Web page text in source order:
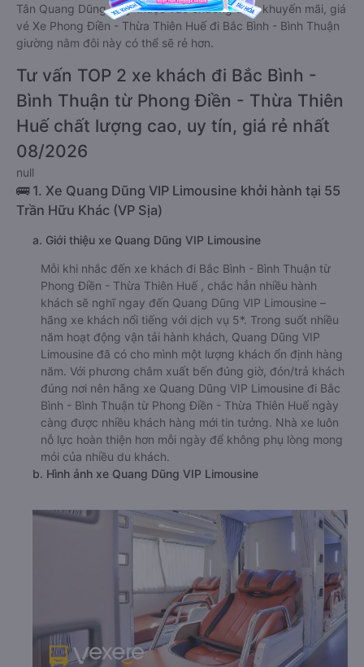
Tân Quang Dũng. Tùy thuộc vào chương trình khuyến mãi, giá
vé Xe Phong Điền - Thừa Thiên Huế đi Bắc Bình - Bình Thuận
giường nằm đôi này có thể sẽ rẻ hơn.
Tư vấn TOP 2 xe khách đi Bắc Bình -
Bình Thuận từ Phong Điền - Thừa Thiên
Huế chất lượng cao, uy tín, giá rẻ nhất
08/2026
null
🚌 1. Xe Quang Dũng VIP Limousine khởi hành tại 55
Trần Hữu Khác (VP Sịa)
a. Giới thiệu xe Quang Dũng VIP Limousine
Mỗi khi nhắc đến xe khách đi Bắc Bình - Bình Thuận từ
Phong Điền - Thừa Thiên Huế , chắc hẳn nhiều hành
khách sẽ nghĩ ngay đến Quang Dũng VIP Limousine –
hãng xe khách nổi tiếng với dịch vụ 5*. Trong suốt nhiều
năm hoạt động vận tải hành khách, Quang Dũng VIP
Limousine đã có cho mình một lượng khách ổn định hàng
năm. Với phương châm xuất bến đúng giờ, đón/trả khách
đúng nơi nên hãng xe Quang Dũng VIP Limousine đi Bắc
Bình - Bình Thuận từ Phong Điền - Thừa Thiên Huế ngày
càng được nhiều khách hàng mới tin tưởng. Nhà xe luôn
nỗ lực hoàn thiện hơn mỗi ngày để không phụ lòng mong
mỏi của nhiều du khách.
b. Hình ảnh xe Quang Dũng VIP Limousine